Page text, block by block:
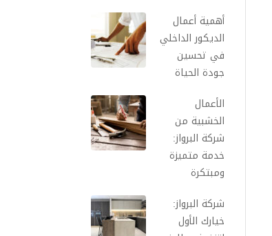
أهمية أعمال
الديكور الداخلي
في تحسين
جودة الحياة
الأعمال
الخشبية من
شركة البرواز:
خدمة متميزة
ومبتكرة
شركة البرواز:
خيارك الأول